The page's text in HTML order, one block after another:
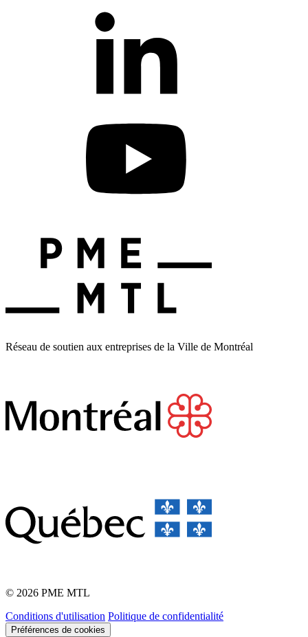
Réseau de soutien aux entreprises de la Ville de Montréal
© 2026 PME MTL
Conditions d'utilisation Politique de confidentialité
Préférences de cookies